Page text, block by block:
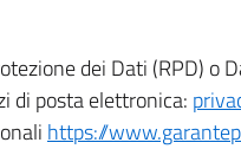
dei Dati (RPD) o
di posta elettronica:
https://